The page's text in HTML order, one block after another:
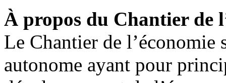
À propos du Chantier de
Le Chantier de l’économie
autonome ayant pour